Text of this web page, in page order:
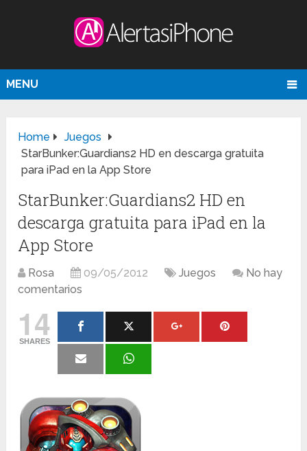
MENU
Home
Juegos
StarBunker:Guardians2 HD en descarga gratuita
para iPad en la App Store
StarBunker:Guardians2 HD en
descarga gratuita para iPad en la
App Store
Rosa 09/05/2012 Juegos
No hay
comentarios
14
SHARES